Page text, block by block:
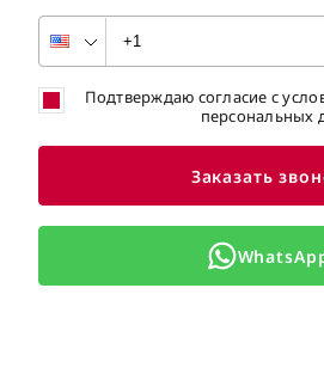
Подтверждаю согласие с
персональных
Заказать